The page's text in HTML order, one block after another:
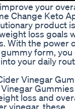
your
Change Keto
product is
loss goals
With the power
form, you
your daily
Vinegar
Gummies
loss and
vinegar, these